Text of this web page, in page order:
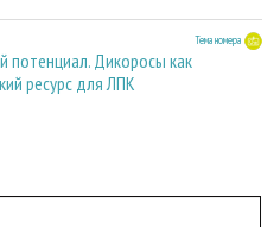
Тема номера
потенциал. Дикоросы как
ресурс для ЛПК